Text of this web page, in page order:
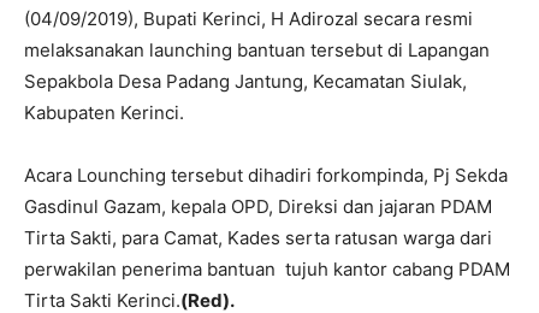
(04/09/2019), Bupati Kerinci, H Adirozal secara resmi
melaksanakan launching bantuan tersebut di Lapangan
Sepakbola Desa Padang Jantung, Kecamatan Siulak,
Kabupaten Kerinci.
Acara Lounching tersebut dihadiri forkompinda, Pj Sekda
Gasdinul Gazam, kepala OPD, Direksi dan jajaran PDAM
Tirta Sakti, para Camat, Kades serta ratusan warga dari
perwakilan penerima bantuan tujuh kantor cabang PDAM
Tirta Sakti Kerinci.(Red).